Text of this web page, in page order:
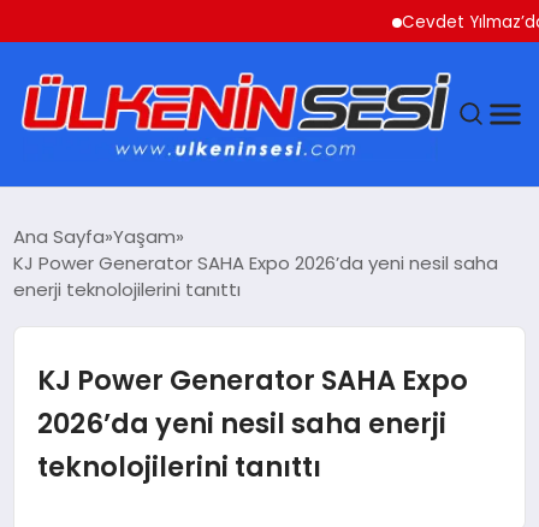
Cevdet Yılmaz’dan
EKONOMI
SAĞLIK
Ana Sayfa Yaşam
KJ Power Generator SAHA Expo 2026’da yeni nesil saha
enerji teknolojilerini tanıttı
KJ Power Generator SAHA Expo
2026’da yeni nesil saha enerji
teknolojilerini tanıttı